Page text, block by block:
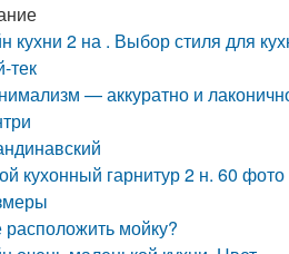
кухни 2 на . Выбор стиля для
тек
— аккуратно и
кухонный гарнитур 2 н. 60
расположить мойку?